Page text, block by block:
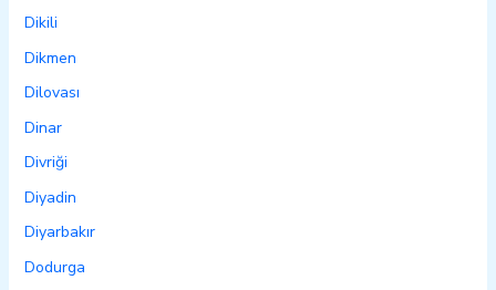
Dikili
Dikmen
Dilovası
Dinar
Divriği
Diyadin
Diyarbakır
Dodurga